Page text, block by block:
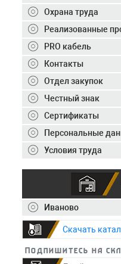
Охрана труда
Реализованные
PRO кабель
Контакты
Отдел закупок
Честный знак
Сертификаты
Персональные
Условия труда
Иваново
Скачать
Подпишитесь на